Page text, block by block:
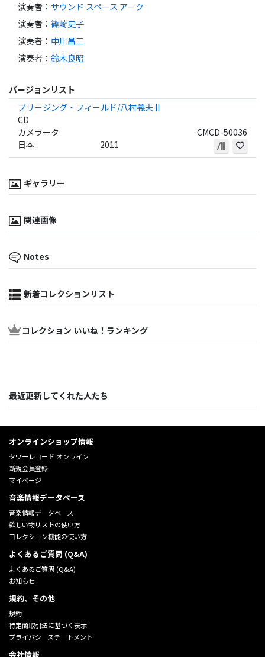
演奏者 ： サウンド スペース アーク
演奏者 ： 篠崎史子
演奏者 ： 中川昌三
演奏者 ： 鈴木良昭
バージョンリスト
ブリージング・フィールド/八村義夫 II
CD
カメラータ
CMCD-50036
日本
2011
ギャラリー
関連画像
Notes
新着コレクションリスト
コレクション いいね！ランキング
最近更新してくれた人たち
オンラインショップ情報
タワーレコード オンライン
新規会員登録
マイページ
音楽情報データベース
音楽情報データベース
欲しい物リストの使い方
コレクション機能の使い方
よくあるご質問 (Q&A)
よくあるご質問 (Q&A)
お知らせ
規約、その他
規約
特定商取引法に基づく表示
プライバシーステートメント
会社情報